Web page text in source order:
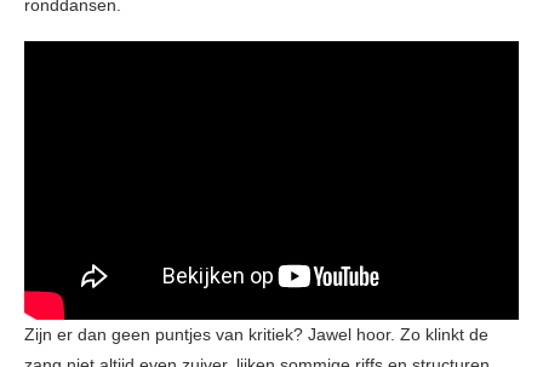
ronddansen.
Zijn er dan geen puntjes van kritiek? Jawel hoor. Zo klinkt de